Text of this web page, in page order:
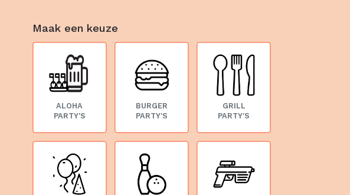
Maak een keuze
ALOHA
PARTY'S
BURGER
PARTY'S
GRILL
PARTY'S